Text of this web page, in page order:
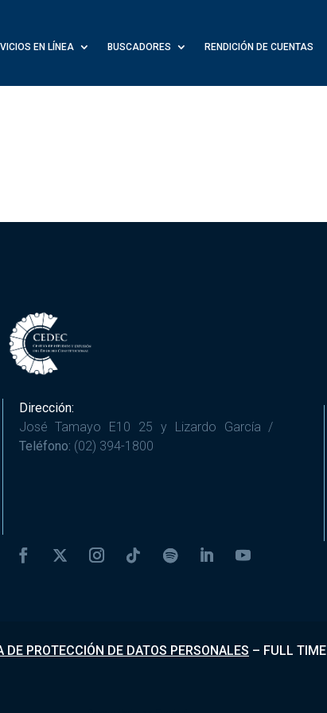
EN LÍNEA BUSCADORES RENDICIÓN DE CUENTAS
Dirección:
José Tamayo E10 25 y Lizardo García /
Teléfono: (02) 394-1800
DE PROTECCIÓN DE DATOS PERSONALES – FULL TIME